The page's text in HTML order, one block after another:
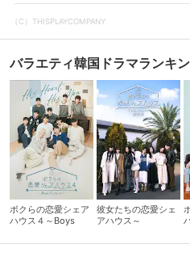
会員設定 会員情報
会員情報変更
基本情
ジット
（C）THISPLAYCOMPANY
バラエティ韓国ドラマランキ
ボクらの恋愛シェア
ハウス４～Boys
テッド） ～
彼女たちの恋愛シェ
アハウス～